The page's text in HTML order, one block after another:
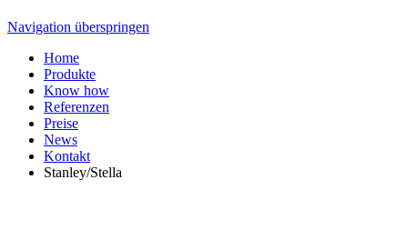
Navigation überspringen
Home
Produkte
Know how
Referenzen
Preise
News
Kontakt
Stanley/Stella